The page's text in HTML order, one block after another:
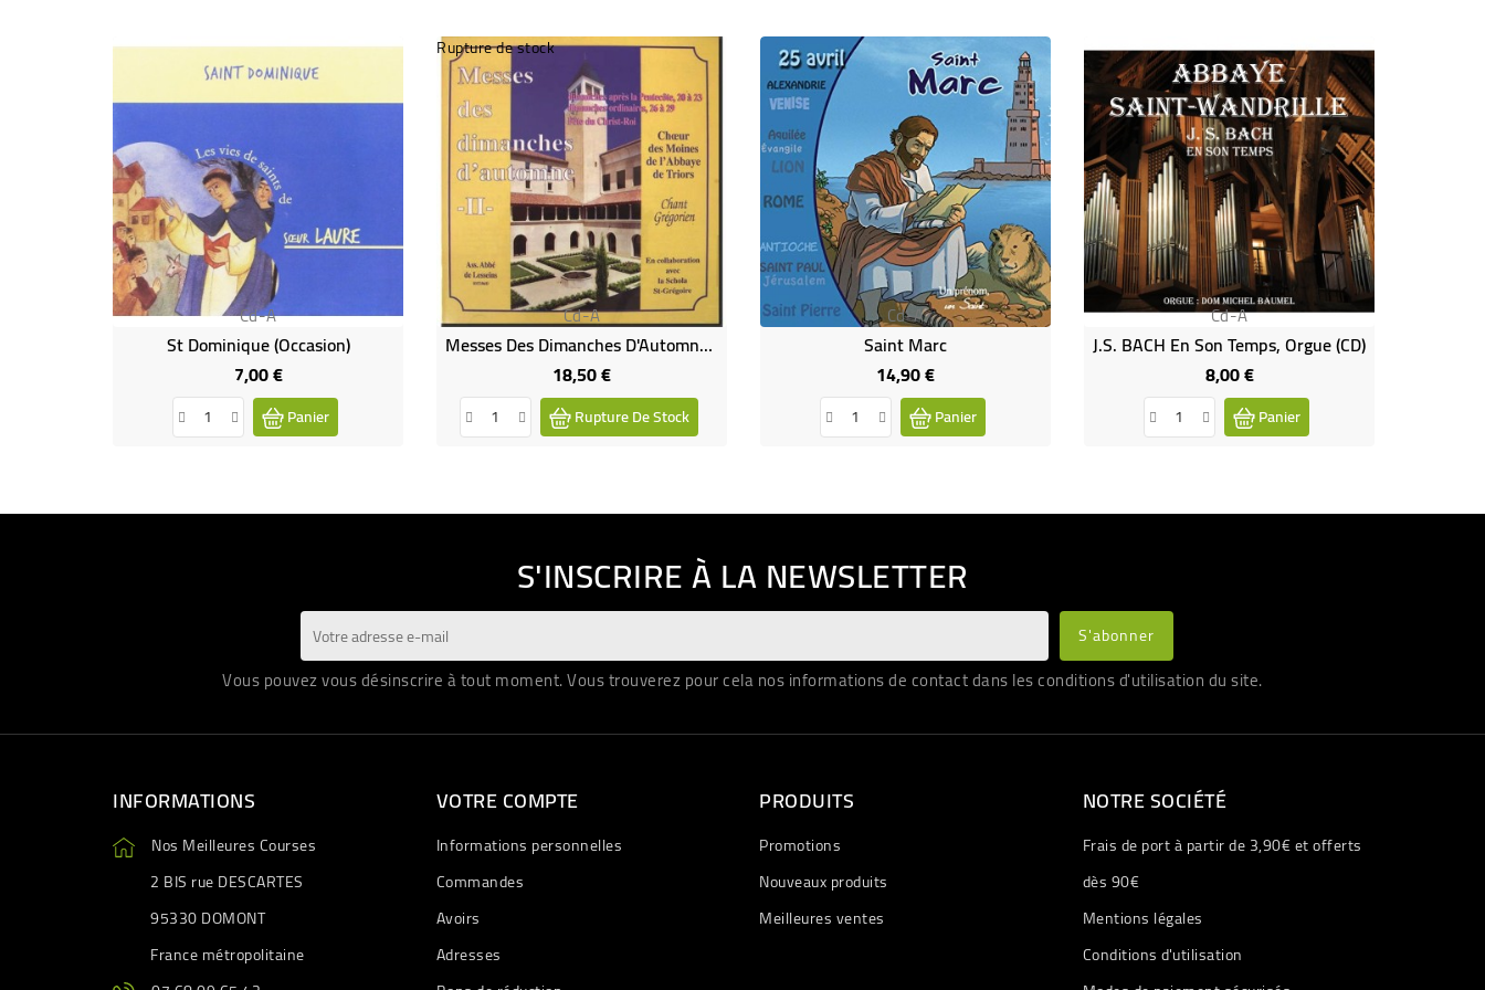
Cd-A
St Dominique (Occasion)
7,00 €Prix
Panier
Rupture de stock
Cd-A
Messes Des Dimanches D'Automne II - Chant Grégorien (CD)
18,50 €Prix
Rupture De Stock
Cd-A
Saint Marc
14,90 €Prix
Panier
Cd-A
J.S. BACH En Son Temps, Orgue (CD)
8,00 €Prix
Panier
S'INSCRIRE À LA NEWSLETTER
Vous pouvez vous désinscrire à tout moment. Vous trouverez pour cela nos informations de contact dans les conditions d'utilisation du site.
INFORMATIONS
Nos Meilleures Courses
2 BIS rue DESCARTES
95330 DOMONT
France métropolitaine
VOTRE COMPTE
Informations personnelles
Commandes
Avoirs
Adresses
PRODUITS
Promotions
Nouveaux produits
Meilleures ventes
NOTRE SOCIÉTÉ
Frais de port à partir de 3,90€ et offerts
dès 90€
Mentions légales
Conditions d'utilisation